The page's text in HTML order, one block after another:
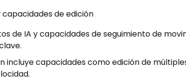
de edición
de IA y capacidades de seguimiento de
incluye capacidades como edición de